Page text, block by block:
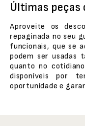
Últimas peças
Aproveite os
repaginada no seu
funcionais, que se
podem ser usadas
quanto no
disponíveis por
oportunidade e